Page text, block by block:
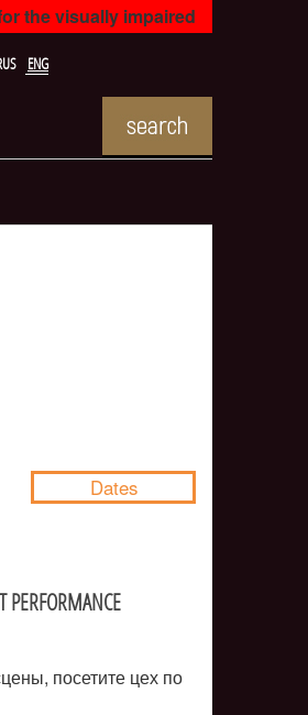
the visually impaired
ENG
Dates
PERFORMANCE
посетите цех по